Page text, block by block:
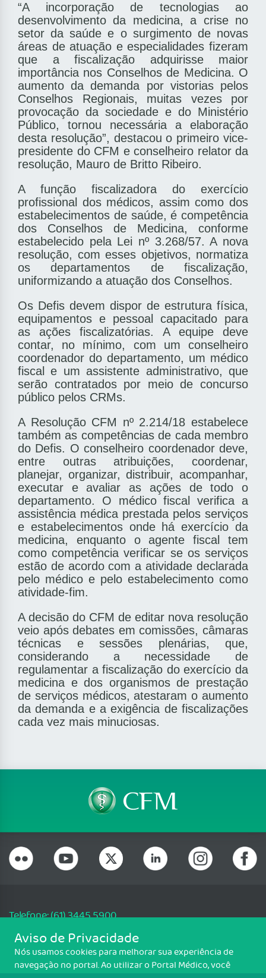
“A incorporação de tecnologias ao
desenvolvimento da medicina, a crise no
setor da saúde e o surgimento de novas
áreas de atuação e especialidades fizeram
que a fiscalização adquirisse maior
importância nos Conselhos de Medicina. O
aumento da demanda por vistorias pelos
Conselhos Regionais, muitas vezes por
provocação da sociedade e do Ministério
Público, tornou necessária a elaboração
desta resolução”, destacou o primeiro vice-
presidente do CFM e conselheiro relator da
resolução, Mauro de Britto Ribeiro.
A função fiscalizadora do exercício
profissional dos médicos, assim como dos
estabelecimentos de saúde, é competência
dos Conselhos de Medicina, conforme
estabelecido pela Lei nº 3.268/57. A nova
resolução, com esses objetivos, normatiza
os departamentos de fiscalização,
uniformizando a atuação dos Conselhos.
Os Defis devem dispor de estrutura física,
equipamentos e pessoal capacitado para
as ações fiscalizatórias. A equipe deve
contar, no mínimo, com um conselheiro
coordenador do departamento, um médico
fiscal e um assistente administrativo, que
serão contratados por meio de concurso
público pelos CRMs.
A Resolução CFM nº 2.214/18 estabelece
também as competências de cada membro
do Defis. O conselheiro coordenador deve,
entre outras atribuições, coordenar,
planejar, organizar, distribuir, acompanhar,
executar e avaliar as ações de todo o
departamento. O médico fiscal verifica a
assistência médica prestada pelos serviços
e estabelecimentos onde há exercício da
medicina, enquanto o agente fiscal tem
como competência verificar se os serviços
estão de acordo com a atividade declarada
pelo médico e pelo estabelecimento como
atividade-fim.
A decisão do CFM de editar nova resolução
veio após debates em comissões, câmaras
técnicas e sessões plenárias, que,
considerando a necessidade de
regulamentar a fiscalização do exercício da
medicina e dos organismos de prestação
de serviços médicos, atestaram o aumento
da demanda e a exigência de fiscalizações
cada vez mais minuciosas.
Telefone: (61) 3445 5900
Email: cfm@portalmedico.org.br
SGAS 616, Conjunto D, Lote 115, L2 Sul, Brasília/DF - CEP: 70200-760 -
CNPJ: 33.583.550/0001-30
Aviso de Privacidade
Nós usamos cookies para melhorar sua experiência de
navegação no portal. Ao utilizar o Portal Médico, você